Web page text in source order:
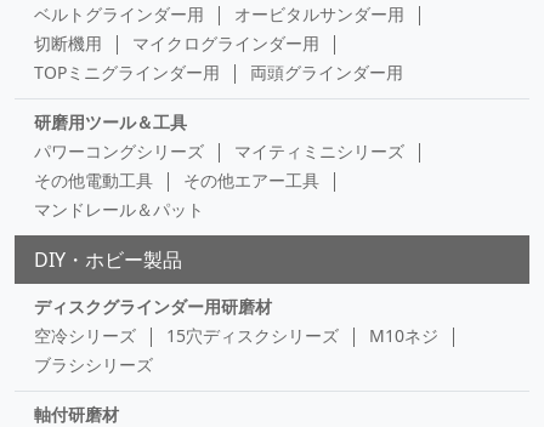
ベルトグラインダー用
オービタルサンダー用
切断機用
マイクログラインダー用
TOPミニグラインダー用
両頭グラインダー用
研磨用ツール＆工具
パワーコングシリーズ
マイティミニシリーズ
その他電動工具
その他エアー工具
マンドレール＆パット
DIY・ホビー製品
ディスクグラインダー用研磨材
空冷シリーズ
15穴ディスクシリーズ
M10ネジ
ブラシシリーズ
軸付研磨材